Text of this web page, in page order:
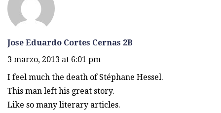
Jose Eduardo Cortes Cernas 2B
3 marzo, 2013 at 6:01 pm
I feel much the death of Stéphane Hessel.
This man left his great story.
Like so many literary articles.